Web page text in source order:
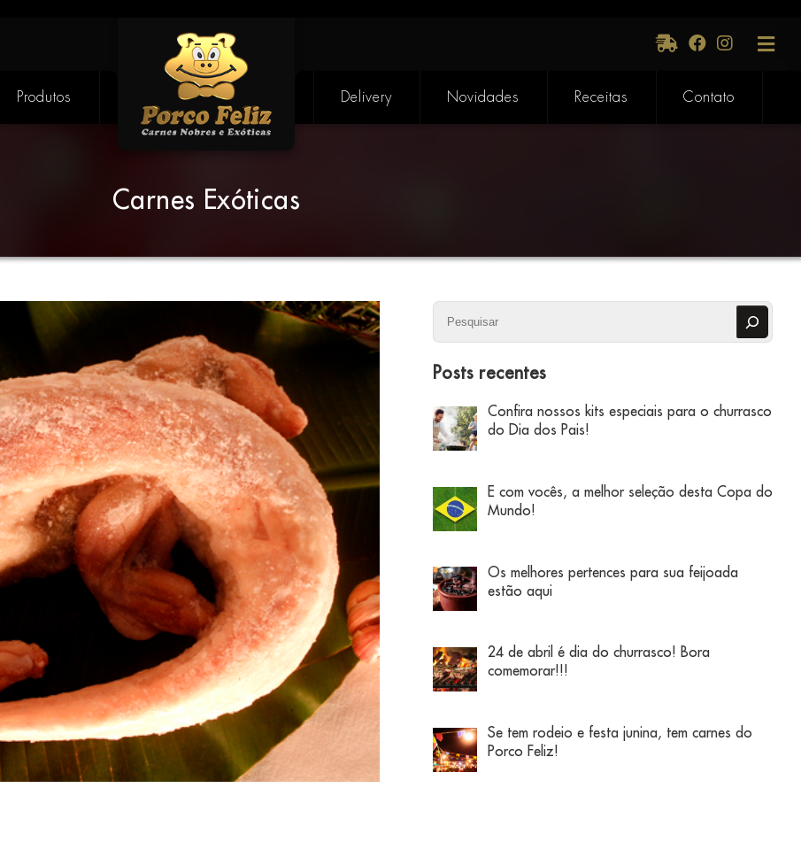
Produtos Delivery Novidades Receitas Contato
Carnes Exóticas
Pesquisar
Posts recentes
Confira nossos kits especiais para o churrasco
do Dia dos Pais!
E com vocês, a melhor seleção desta Copa do
Mundo!
Os melhores pertences para sua feijoada
estão aqui
24 de abril é dia do churrasco! Bora
comemorar!!!
Se tem rodeio e festa junina, tem carnes do
Porco Feliz!